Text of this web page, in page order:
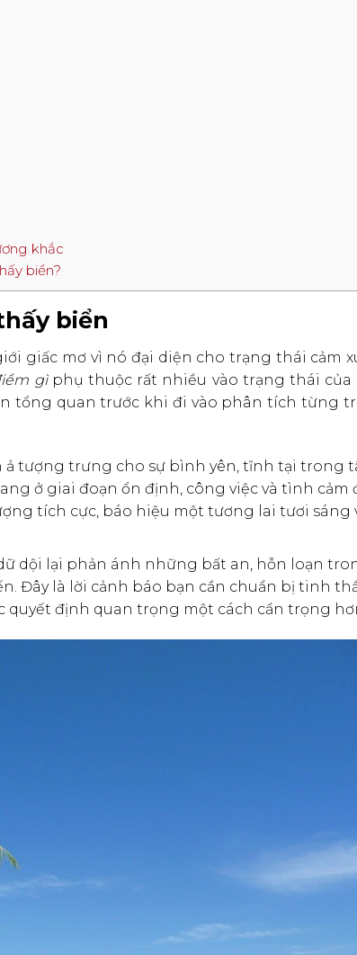
khắc
biển?
biển
giấc mơ vì nó đại diện cho trạng thái cảm
gìphụ thuộc rất nhiều vào trạng thái của
tổng quan trước khi đi vào phân tích từng
tượng trưng cho sự bình yên, tĩnh tại trong
ở giai đoạn ổn định, công việc và tình cảm
tích cực, báo hiệu một tương lai tươi sáng
dội lại phản ánh những bất an, hỗn loạn
Đây là lời cảnh báo bạn cần chuẩn bị tinh
quyết định quan trọng một cách cẩn trọng